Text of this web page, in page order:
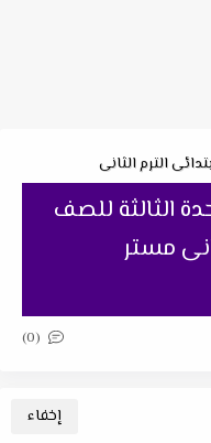
الترم الثانى
الثالثة للصف
مستر
(0)